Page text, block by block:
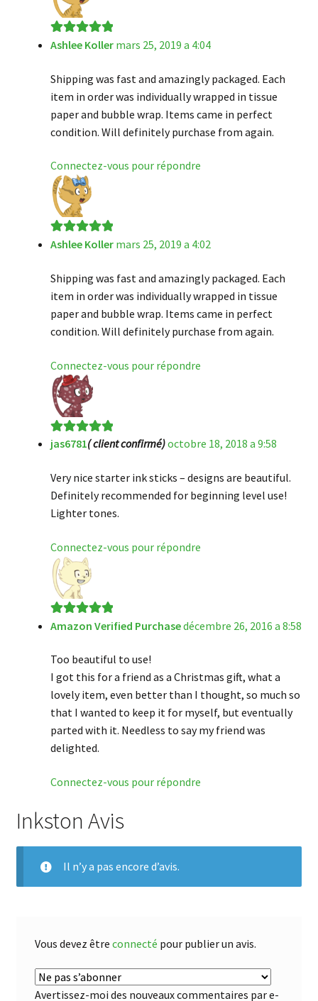
Note5sur 5
Ashlee Koller mars 25, 2019 a 4:04
Shipping was fast and amazingly packaged. Each
item in order was individually wrapped in tissue
paper and bubble wrap. Items came in perfect
condition. Will definitely purchase from again.
Connectez-vous pour répondre
Note5sur 5
Ashlee Koller mars 25, 2019 a 4:02
Shipping was fast and amazingly packaged. Each
item in order was individually wrapped in tissue
paper and bubble wrap. Items came in perfect
condition. Will definitely purchase from again.
Connectez-vous pour répondre
Note5sur 5
jas6781( client confirmé)octobre 18, 2018 a 9:58
Very nice starter ink sticks – designs are beautiful.
Definitely recommended for beginning level use!
Lighter tones.
Connectez-vous pour répondre
Note5sur 5
Amazon Verified Purchasedécembre 26, 2016 a 8:58
Too beautiful to use!
I got this for a friend as a Christmas gift, what a
lovely item, even better than I thought, so much so
that I wanted to keep it for myself, but eventually
parted with it. Needless to say my friend was
delighted.
Connectez-vous pour répondre
Inkston Avis
Il n’y a pas encore d’avis.
Vous devez être connecté pour publier un avis.
Avertissez-moi des nouveaux commentaires par e-